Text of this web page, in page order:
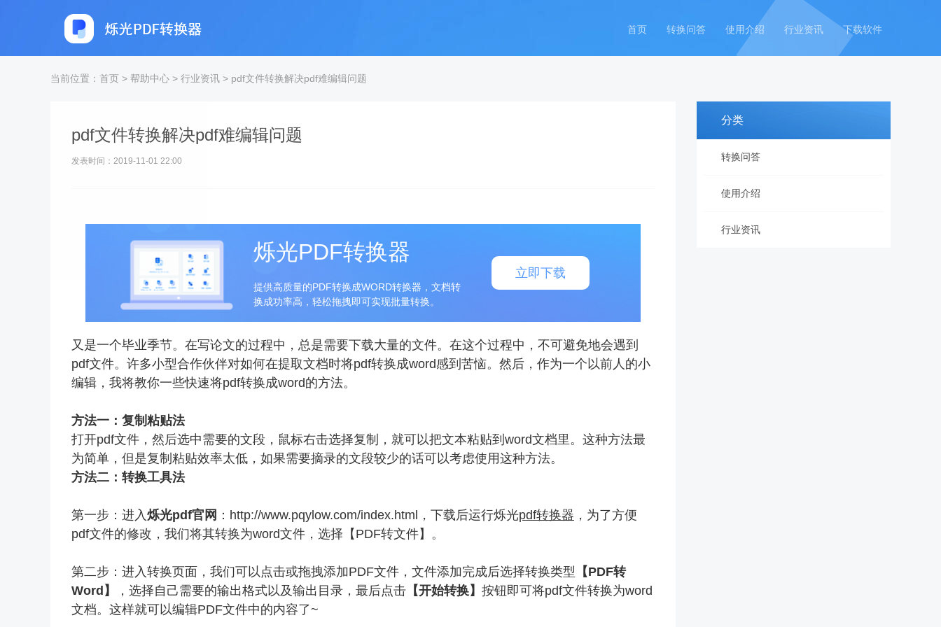
首页 转换问答 使用介绍 行业资讯 下载软件
当前位置： 首页 > 帮助中心 > 行业资讯 > pdf文件转换解决pdf难编辑问题
pdf文件转换解决pdf难编辑问题
发表时间：2019-11-01 22:00
烁光PDF转换器
提供高质量的PDF转换成WORD转换器，文档转
换成功率高，轻松拖拽即可实现批量转换。
立即下载
又是一个毕业季节。在写论文的过程中，总是需要下载大量的文件。在这个过程中，不可避免地会遇到
pdf文件。许多小型合作伙伴对如何在提取文档时将pdf转换成word感到苦恼。然后，作为一个以前人的小
编辑，我将教你一些快速将pdf转换成word的方法。
方法一：复制粘贴法
打开pdf文件，然后选中需要的文段，鼠标右击选择复制，就可以把文本粘贴到word文档里。这种方法最
为简单，但是复制粘贴效率太低，如果需要摘录的文段较少的话可以考虑使用这种方法。
方法二： 转换工具法
第一步：进入烁光pdf官网 ： http://www.pqylow.com/index.html ，下载后运行烁光pdf转换器 ，为了方便
pdf文件的修改，我们将其转换为word文件，选择【PDF转文件】。
第二步：进入转换页面，我们可以点击或拖拽添加PDF文件，文件添加完成后选择转换类型 【PDF转
Word】
，选择自己需要的输出格式以及输出目录，最后点击 【开始转换】 按钮即可将pdf文件转换为word
文档。这样就可以编辑PDF文件中的内容了~
分类
转换问答
使用介绍
行业资讯